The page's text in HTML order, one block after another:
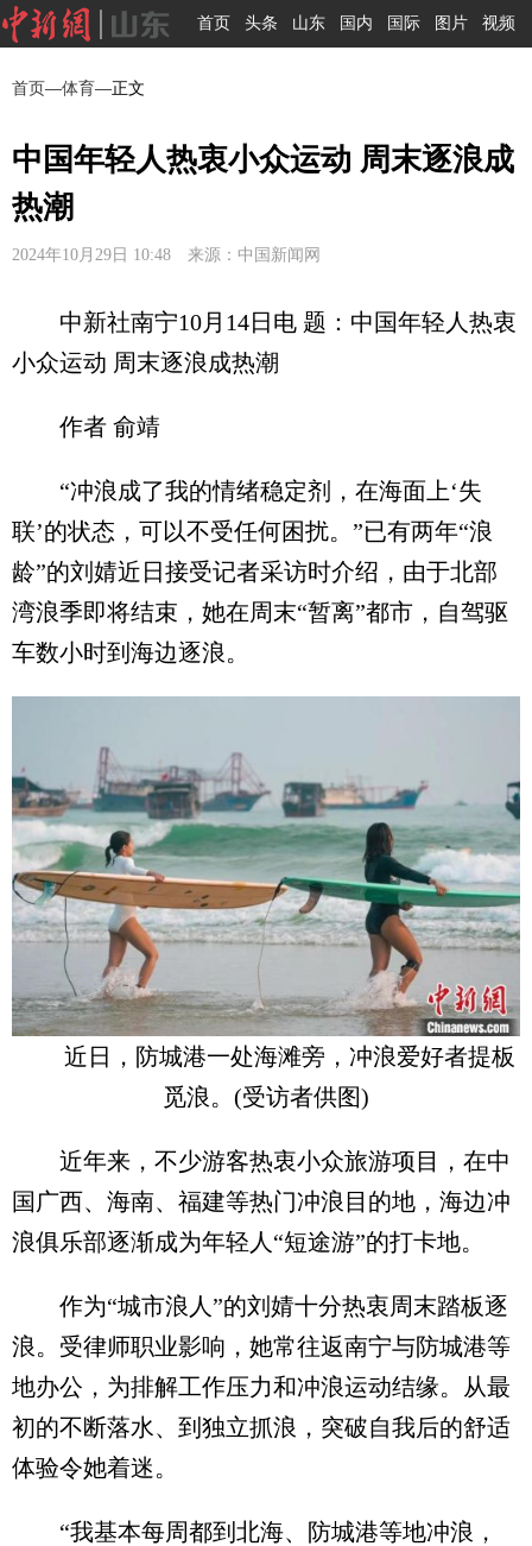
首页 头条 山东 国内 国际 图片 视频
首页—体育—正文
中国年轻人热衷小众运动 周末逐浪成
热潮
2024年10月29日 10:48 来源：中国新闻网
中新社南宁10月14日电 题：中国年轻人热衷
小众运动 周末逐浪成热潮
作者 俞靖
“冲浪成了我的情绪稳定剂，在海面上‘失
联’的状态，可以不受任何困扰。”已有两年“浪
龄”的刘婧近日接受记者采访时介绍，由于北部
湾浪季即将结束，她在周末“暂离”都市，自驾驱
车数小时到海边逐浪。
近日，防城港一处海滩旁，冲浪爱好者提板
觅浪。(受访者供图)
近年来，不少游客热衷小众旅游项目，在中
国广西、海南、福建等热门冲浪目的地，海边冲
浪俱乐部逐渐成为年轻人“短途游”的打卡地。
作为“城市浪人”的刘婧十分热衷周末踏板逐
浪。受律师职业影响，她常往返南宁与防城港等
地办公，为排解工作压力和冲浪运动结缘。从最
初的不断落水、到独立抓浪，突破自我后的舒适
体验令她着迷。
“我基本每周都到北海、防城港等地冲浪，